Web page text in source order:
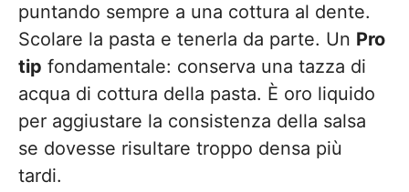
puntando sempre a una cottura al dente.
Scolare la pasta e tenerla da parte. Un Pro
tip fondamentale: conserva una tazza di
acqua di cottura della pasta. È oro liquido
per aggiustare la consistenza della salsa
se dovesse risultare troppo densa più
tardi.